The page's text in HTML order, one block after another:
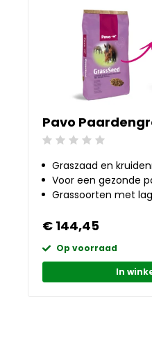
Pavo
Beoordeling: 0/5
Graszaad en
Voor een gezonde
Grassoorten met
€ 144,45
Op voorraad
In